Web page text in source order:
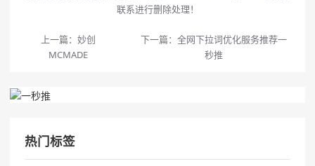
联系进行删除处理！
上一篇：妙创
MCMADE
下一篇： 全网下拉词优化服务推荐一
秒推
热门标签